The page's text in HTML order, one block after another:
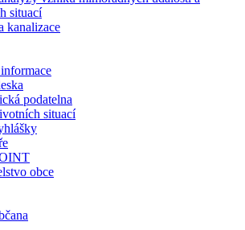
situací
kanalizace
podatelna
situací
obce